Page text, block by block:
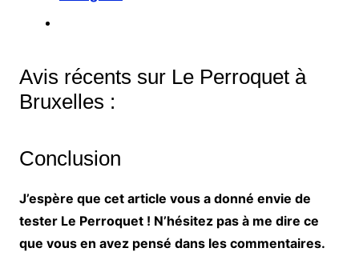
Avis récents sur Le Perroquet à
Bruxelles :
Conclusion
J’espère que cet article vous a donné envie de
tester Le Perroquet ! N’hésitez pas à me dire ce
que vous en avez pensé dans les commentaires.